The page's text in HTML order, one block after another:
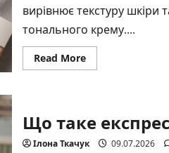
вирівнює текстуру шкіри
тонального крему....
Read MoreRead
more
яку
основу
обрати
Що таке
Ілона Ткачук 09.07.2026